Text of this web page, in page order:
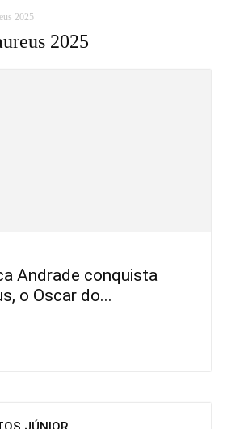
2025
2025
Andrade conquista
o Oscar do...